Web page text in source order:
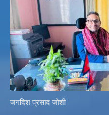
जगदिश प्रसाद जोशी